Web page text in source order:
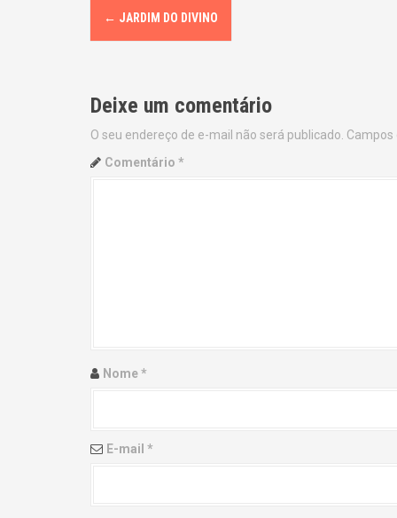
P
o
t
n
n
← JARDIM DO DIVINO
Deixe um comentário
O seu endereço de e-mail não será publicado.
Comentário *
Nome*
E-mail *